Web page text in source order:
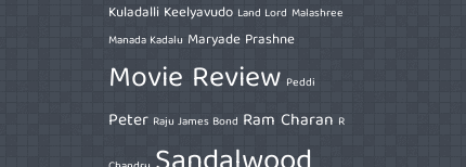
Kuladalli Keelyavudo Land Lord Malashree
Manada Kadalu Maryade Prashne
Movie Review Peddi
Peter Raju James Bond Ram Charan R